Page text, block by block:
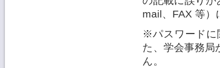
mail、FAX 等
※パスワードに
た、学会事務
ん。